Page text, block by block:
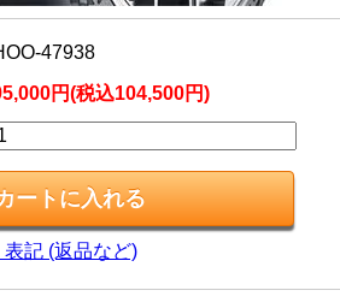
47938
円(税込104,500円)
記 (返品など)